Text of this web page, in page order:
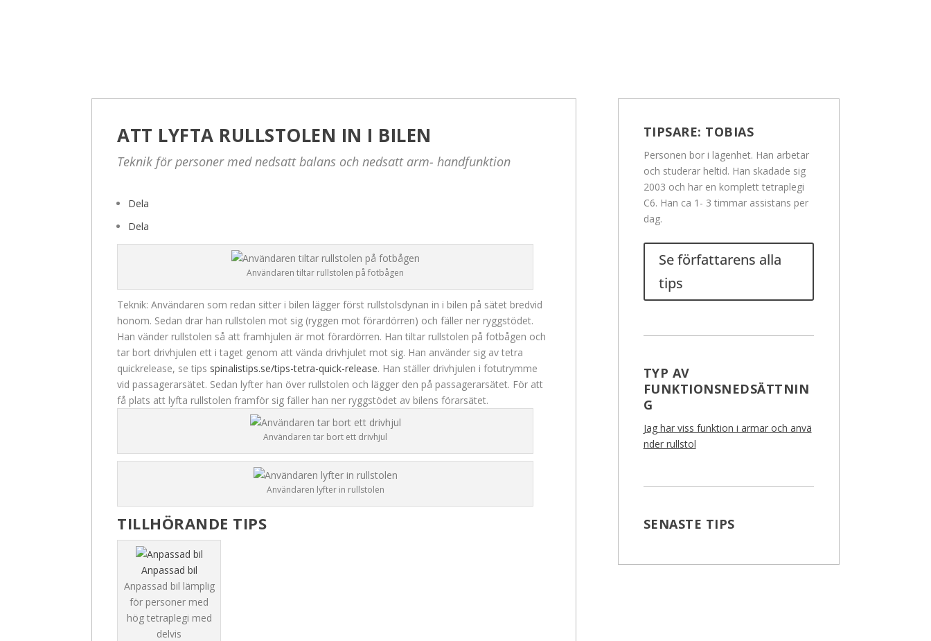
ATT LYFTA RULLSTOLEN IN I BILEN
Teknik för personer med nedsatt balans och nedsatt arm- handfunktion
Dela
Dela
Användaren tiltar rullstolen på fotbågen
Teknik: Användaren som redan sitter i bilen lägger först rullstolsdynan in i bilen på sätet bredvid
honom. Sedan drar han rullstolen mot sig (ryggen mot förardörren) och fäller ner ryggstödet.
Han vänder rullstolen så att framhjulen är mot förardörren. Han tiltar rullstolen på fotbågen och
tar bort drivhjulen ett i taget genom att vända drivhjulet mot sig. Han använder sig av tetra
quickrelease, se tips spinalistips.se/tips-tetra-quick-release. Han ställer drivhjulen i fotutrymme
vid passagerarsätet. Sedan lyfter han över rullstolen och lägger den på passagerarsätet. För att
få plats att lyfta rullstolen framför sig fäller han ner ryggstödet av bilens förarsätet.
Användaren tar bort ett drivhjul
Användaren lyfter in rullstolen
TILLHÖRANDE TIPS
Anpassad bil
Anpassad bil lämplig
för personer med
hög tetraplegi med
delvis
TIPSARE: TOBIAS
Personen bor i lägenhet. Han arbetar
och studerar heltid. Han skadade sig
2003 och har en komplett tetraplegi
C6. Han ca 1- 3 timmar assistans per
dag.
Se författarens alla
tips
TYP AV
FUNKTIONSNEDSÄTTNIN
G
Jag har viss funktion i armar och anvä
nder rullstol
SENASTE TIPS